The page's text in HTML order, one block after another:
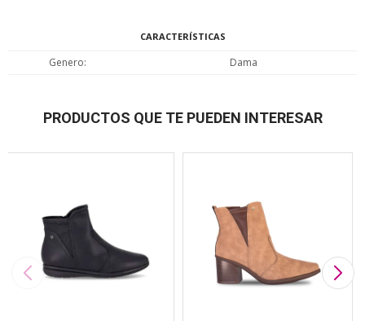
CARACTERÍSTICAS
Genero Dama
PRODUCTOS QUE TE PUEDEN INTERESAR